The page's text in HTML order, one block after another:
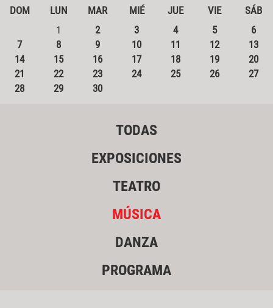
DOM LUN MAR MIÉ JUE VIE
SÁB
1
2 3 4 5
6
7
8 9 10 11 12
13
14
15 16 17 18 19
20
21
22 23 24 25 26
27
28
29 30
TODAS
EXPOSICIONES
TEATRO
MÚSICA
DANZA
PROGRAMA